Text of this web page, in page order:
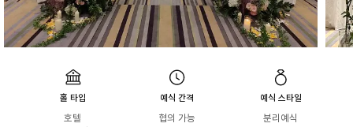
홀 타입
호텔
예식 간격
협의 가능
예식 스타일
분리예식